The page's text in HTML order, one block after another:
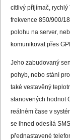
citlivý přijímač, rychlý
frekvence 850/900/
polohu na server,
komunikovat přes
Jeho zabudovaný
pohyb, nebo stání
také vestavěný
stanovených hodnot
reálném čase v
se ihned odesílá
přednastavené